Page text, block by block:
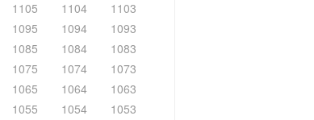
1105 1104
1103
1095 1094
1093
1085 1084
1083
1075 1074
1073
1065 1064
1063
1055 1054
1053